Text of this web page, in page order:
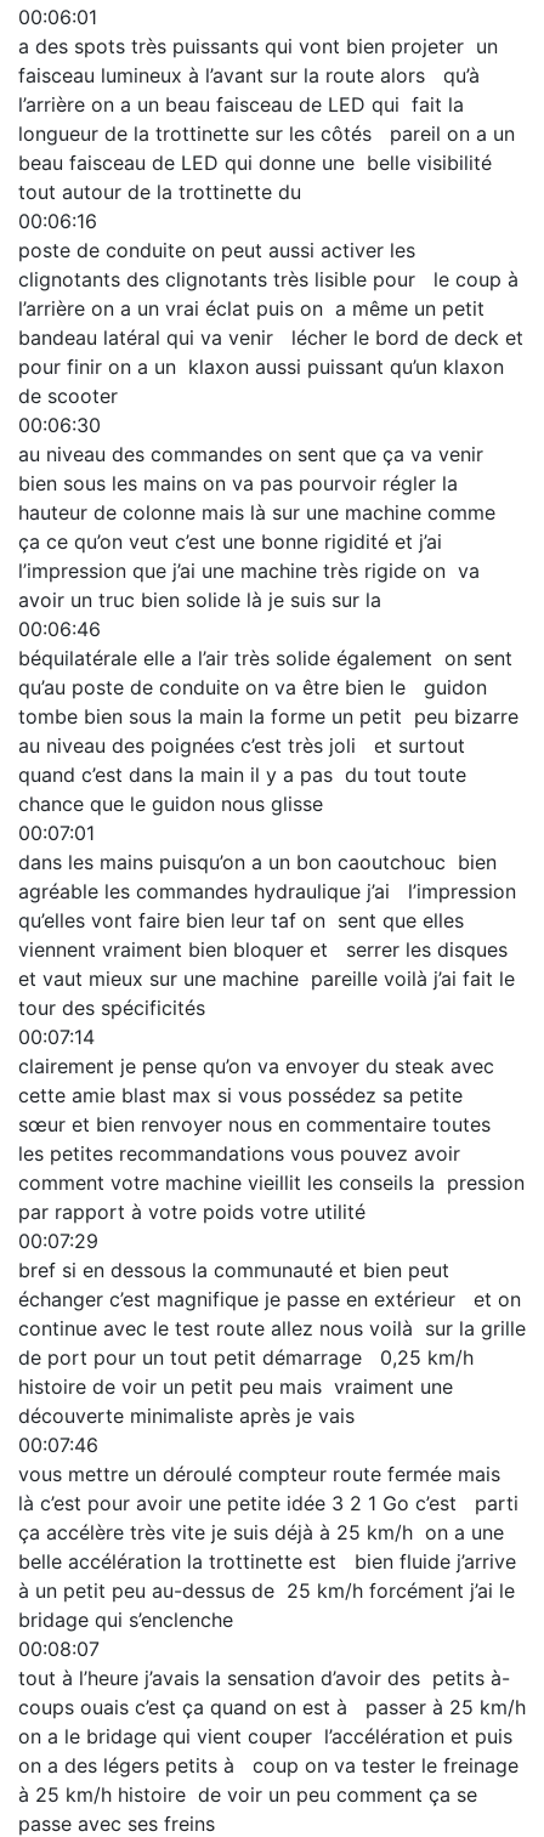
00:06:01
a des spots très puissants qui vont bien projeter un
faisceau lumineux à l’avant sur la route alors qu’à
l’arrière on a un beau faisceau de LED qui fait la
longueur de la trottinette sur les côtés pareil on a un
beau faisceau de LED qui donne une belle visibilité
tout autour de la trottinette du
00:06:16
poste de conduite on peut aussi activer les
clignotants des clignotants très lisible pour le coup à
l’arrière on a un vrai éclat puis on a même un petit
bandeau latéral qui va venir lécher le bord de deck et
pour finir on a un klaxon aussi puissant qu’un klaxon
de scooter
00:06:30
au niveau des commandes on sent que ça va venir
bien sous les mains on va pas pourvoir régler la
hauteur de colonne mais là sur une machine comme
ça ce qu’on veut c’est une bonne rigidité et j’ai
l’impression que j’ai une machine très rigide on va
avoir un truc bien solide là je suis sur la
00:06:46
béquilatérale elle a l’air très solide également on sent
qu’au poste de conduite on va être bien le guidon
tombe bien sous la main la forme un petit peu bizarre
au niveau des poignées c’est très joli et surtout
quand c’est dans la main il y a pas du tout toute
chance que le guidon nous glisse
00:07:01
dans les mains puisqu’on a un bon caoutchouc bien
agréable les commandes hydraulique j’ai l’impression
qu’elles vont faire bien leur taf on sent que elles
viennent vraiment bien bloquer et serrer les disques
et vaut mieux sur une machine pareille voilà j’ai fait le
tour des spécificités
00:07:14
clairement je pense qu’on va envoyer du steak avec
cette amie blast max si vous possédez sa petite
sœur et bien renvoyer nous en commentaire toutes
les petites recommandations vous pouvez avoir
comment votre machine vieillit les conseils la pression
par rapport à votre poids votre utilité
00:07:29
bref si en dessous la communauté et bien peut
échanger c’est magnifique je passe en extérieur et on
continue avec le test route allez nous voilà sur la grille
de port pour un tout petit démarrage 0,25 km/h
histoire de voir un petit peu mais vraiment une
découverte minimaliste après je vais
00:07:46
vous mettre un déroulé compteur route fermée mais
là c’est pour avoir une petite idée 3 2 1 Go c’est parti
ça accélère très vite je suis déjà à 25 km/h on a une
belle accélération la trottinette est bien fluide j’arrive
à un petit peu au-dessus de 25 km/h forcément j’ai le
bridage qui s’enclenche
00:08:07
tout à l’heure j’avais la sensation d’avoir des petits à-
coups ouais c’est ça quand on est à passer à 25 km/h
on a le bridage qui vient couper l’accélération et puis
on a des légers petits à coup on va tester le freinage
à 25 km/h histoire de voir un peu comment ça se
passe avec ses freins